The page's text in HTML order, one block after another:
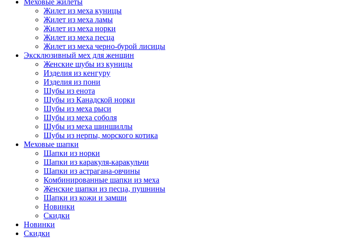
Меховые жилеты
Жилет из меха куницы
Жилет из меха ламы
Жилет из меха норки
Жилет из меха песца
Жилет из меха черно-бурой лисицы
Эксклюзивный мех для женщин
Женские шубы из куницы
Изделия из кенгуру
Изделия из пони
Шубы из енота
Шубы из Канадской норки
Шубы из меха рыси
Шубы из меха соболя
Шубы из меха шиншиллы
Шубы из нерпы, морского котика
Меховые шапки
Шапки из норки
Шапки из каракуля-каракульчи
Шапки из астрагана-овчины
Комбинированные шапки из меха
Женские шапки из песца, пушнины
Шапки из кожи и замши
Новинки
Скидки
Новинки
Скидки